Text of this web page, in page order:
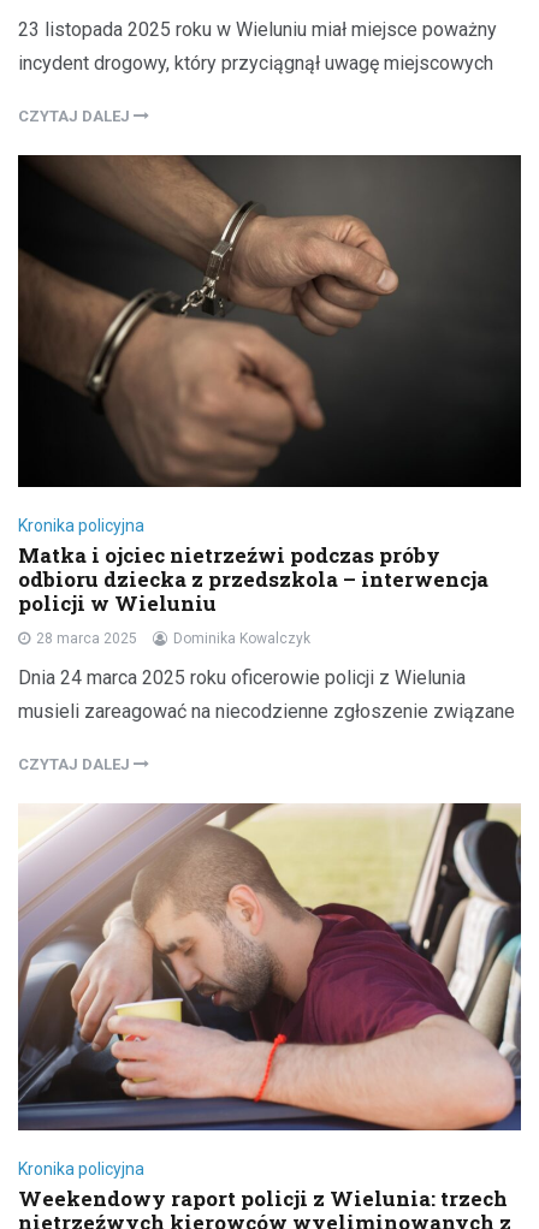
23 listopada 2025 roku w Wieluniu miał miejsce poważny
incydent drogowy, który przyciągnął uwagę miejscowych
CZYTAJ DALEJ
Kronika policyjna
Matka i ojciec nietrzeźwi podczas próby
odbioru dziecka z przedszkola – interwencja
policji w Wieluniu
28 marca 2025 Dominika Kowalczyk
Dnia 24 marca 2025 roku oficerowie policji z Wielunia
musieli zareagować na niecodzienne zgłoszenie związane
CZYTAJ DALEJ
Kronika policyjna
Weekendowy raport policji z Wielunia: trzech
nietrzeźwych kierowców wyeliminowanych z